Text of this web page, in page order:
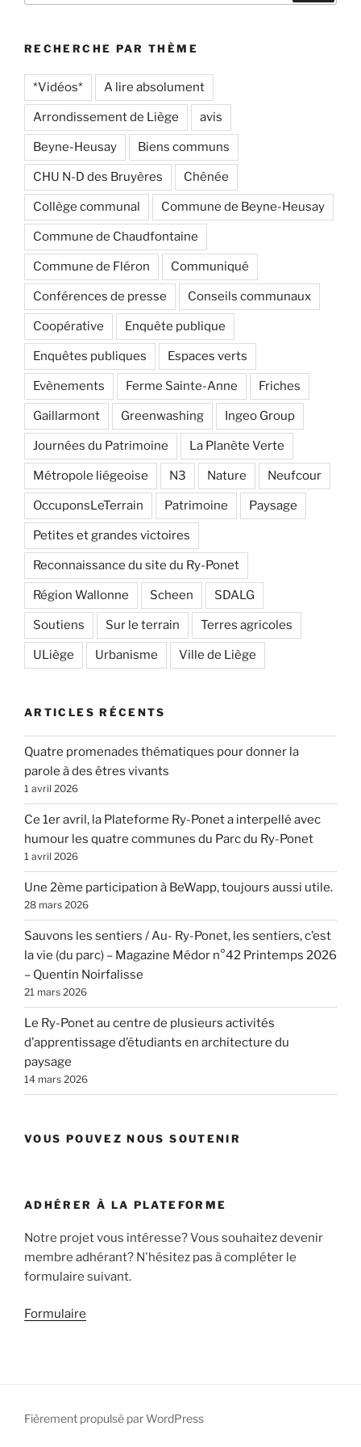
RECHERCHE PAR THÈME
*Vidéos* A lire absolument
Arrondissement de Liège avis
Beyne-Heusay Biens communs
CHU N-D des Bruyères Chênée
Collège communal Commune de Beyne-Heusay
Commune de Chaudfontaine
Commune de Fléron Communiqué
Conférences de presse Conseils communaux
Coopérative Enquête publique
Enquêtes publiques Espaces verts
Evènements Ferme Sainte-Anne Friches
Gaillarmont Greenwashing Ingeo Group
Journées du Patrimoine La Planète Verte
Métropole liégeoise N3 Nature Neufcour
OccuponsLeTerrain Patrimoine Paysage
Petites et grandes victoires
Reconnaissance du site du Ry-Ponet
Région Wallonne Scheen SDALG
Soutiens Sur le terrain Terres agricoles
ULiège Urbanisme Ville de Liège
ARTICLES RÉCENTS
Quatre promenades thématiques pour donner la
parole à des êtres vivants
1 avril 2026
Ce 1er avril, la Plateforme Ry-Ponet a interpellé avec
humour les quatre communes du Parc du Ry-Ponet
1 avril 2026
Une 2ème participation à BeWapp, toujours aussi utile.
28 mars 2026
Sauvons les sentiers / Au- Ry-Ponet, les sentiers, c’est
la vie (du parc) – Magazine Médor n°42 Printemps 2026
– Quentin Noirfalisse
21 mars 2026
Le Ry-Ponet au centre de plusieurs activités
d’apprentissage d’étudiants en architecture du
paysage
14 mars 2026
VOUS POUVEZ NOUS SOUTENIR
ADHÉRER À LA PLATEFORME
Notre projet vous intéresse? Vous souhaitez devenir
membre adhérant? N'hésitez pas à compléter le
formulaire suivant.
Formulaire
Fièrement propulsé par WordPress